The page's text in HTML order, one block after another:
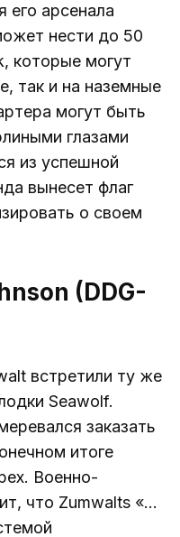
его арсенала
нести до 50
которые могут
так и на наземные
могут быть
глазами
из успешной
вынесет флаг
о своем
(DDG-
встретили ту же
Seawolf.
заказать
итоге
Военно-
что Zumwalts «…